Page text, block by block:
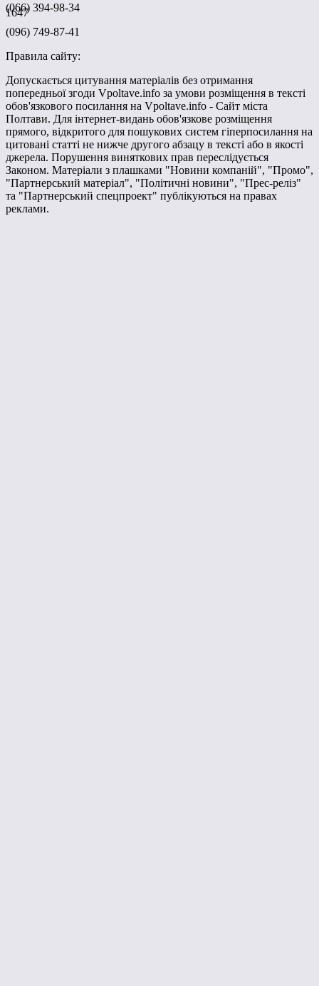
1647
(066) 394-98-34
(096) 749-87-41
Правила сайту:
Допускається цитування матеріалів без отримання
попередньої згоди Vpoltave.info за умови розміщення в тексті
обов'язкового посилання на Vpoltave.info - Сайт міста
Полтави. Для інтернет-видань обов'язкове розміщення
прямого, відкритого для пошукових систем гіперпосилання на
цитовані статті не нижче другого абзацу в тексті або в якості
джерела. Порушення виняткових прав переслідується
Законом. Матеріали з плашками "Новини компаній", "Промо",
"Партнерський матеріал", "Політичні новини", "Прес-реліз"
та "Партнерський спецпроект" публікуються на правах
реклами.